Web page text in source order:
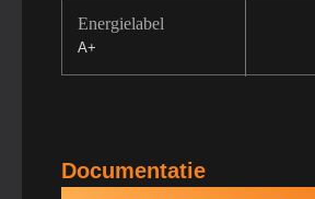
Energielabel
A+
Documentatie